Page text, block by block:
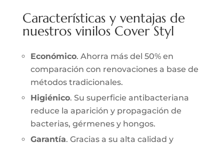
Características y ventajas de
nuestros vinilos Cover Styl
Económico. Ahorra más del 50% en
comparación con renovaciones a base de
métodos tradicionales.
Higiénico. Su superficie antibacteriana
reduce la aparición y propagación de
bacterias, gérmenes y hongos.
Garantía. Gracias a su alta calidad y